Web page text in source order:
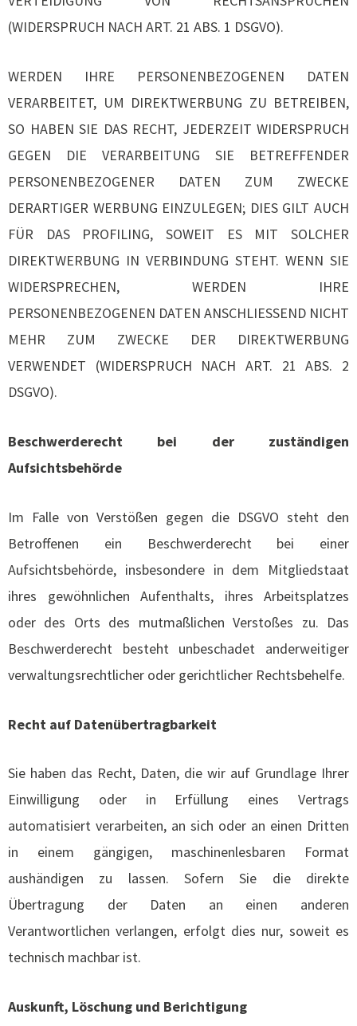
(WIDERSPRUCH NACH ART. 21 ABS. 1 DSGVO).
WERDEN IHRE PERSONENBEZOGENEN DATEN
VERARBEITET, UM DIREKTWERBUNG ZU BETREIBEN,
SO HABEN SIE DAS RECHT, JEDERZEIT WIDERSPRUCH
GEGEN DIE VERARBEITUNG SIE BETREFFENDER
PERSONENBEZOGENER DATEN ZUM ZWECKE
DERARTIGER WERBUNG EINZULEGEN; DIES GILT AUCH
FÜR DAS PROFILING, SOWEIT ES MIT SOLCHER
DIREKTWERBUNG IN VERBINDUNG STEHT. WENN SIE
WIDERSPRECHEN, WERDEN IHRE
PERSONENBEZOGENEN DATEN ANSCHLIESSEND NICHT
MEHR ZUM ZWECKE DER DIREKTWERBUNG
VERWENDET (WIDERSPRUCH NACH ART. 21 ABS. 2
DSGVO).
Beschwerderecht bei der zuständigen
Aufsichtsbehörde
Im Falle von Verstößen gegen die DSGVO steht den
Betroffenen ein Beschwerderecht bei einer
Aufsichtsbehörde, insbesondere in dem Mitgliedstaat
ihres gewöhnlichen Aufenthalts, ihres Arbeitsplatzes
oder des Orts des mutmaßlichen Verstoßes zu. Das
Beschwerderecht besteht unbeschadet anderweitiger
verwaltungsrechtlicher oder gerichtlicher Rechtsbehelfe.
Recht auf Datenübertragbarkeit
Sie haben das Recht, Daten, die wir auf Grundlage Ihrer
Einwilligung oder in Erfüllung eines Vertrags
automatisiert verarbeiten, an sich oder an einen Dritten
in einem gängigen, maschinenlesbaren Format
aushändigen zu lassen. Sofern Sie die direkte
Übertragung der Daten an einen anderen
Verantwortlichen verlangen, erfolgt dies nur, soweit es
technisch machbar ist.
Auskunft, Löschung und Berichtigung